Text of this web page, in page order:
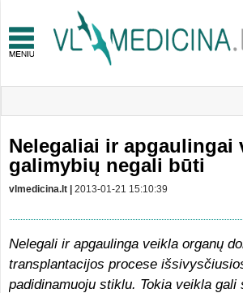
Nelegaliai ir apgaulingai
galimybių negali būti
vlmedicina.lt | 2013-01-21 15:10:39
Nelegali ir apgaulinga veikla organų
transplantacijos procese
padidinamuoju stiklu. Tokia veikla gali